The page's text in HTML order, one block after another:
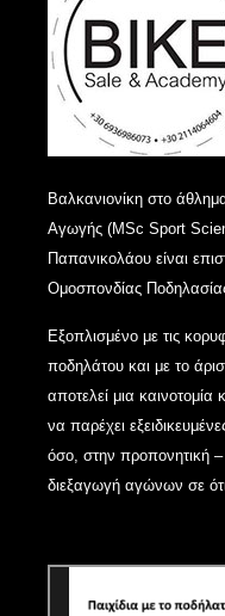
Βαλκανιονίκη στο
Αγωγής (MSc Sport
Παπανικολάου είναι
Ομοσπονδίας
Εξοπλισμένο με τις
ποδηλάτου και με το
αποτελεί μια
να παρέχει
όσο, στην προπονητική
διεξαγωγή αγώνων σε